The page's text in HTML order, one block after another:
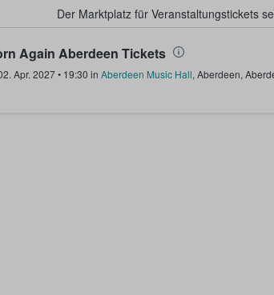
Der Marktplatz für Veranstaltungstickets
- Wo Fans Tickets kaufen &
Again Aberdeen Tickets
Apr. 2027• 19:30 in Aberdeen Music Hall, Aberdeen,